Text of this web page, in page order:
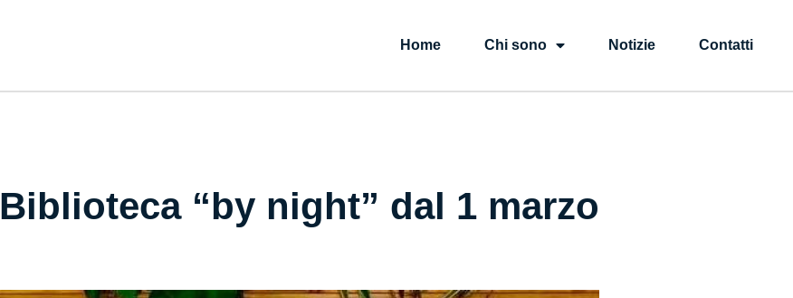
Home Chi sono Notizie Contatti
Biblioteca “by night” dal 1 marzo